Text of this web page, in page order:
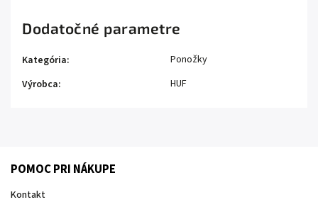
Dodatočné parametre
Kategória:
Ponožky
Výrobca: HUF
POMOC PRI NÁKUPE
Kontakt